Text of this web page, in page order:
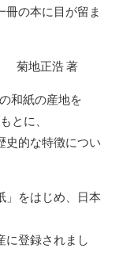
冊の本に目が留ま
菊地正浩 著
和紙の産地を
とに、
史的な特徴につい
」をはじめ、日本
に登録されまし